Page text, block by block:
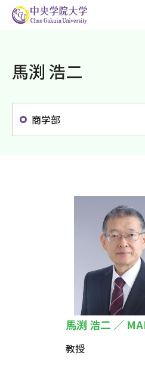
受験生の方
訪問者別
CGUポータル（学内
専用）
馬渕 浩二
商学部
馬渕 浩二 ／
教授